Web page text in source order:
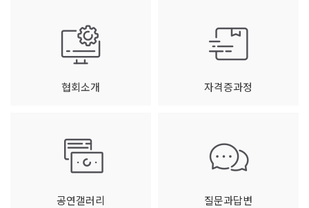
협회소개 자격증과정
공연갤러리 질문과답변